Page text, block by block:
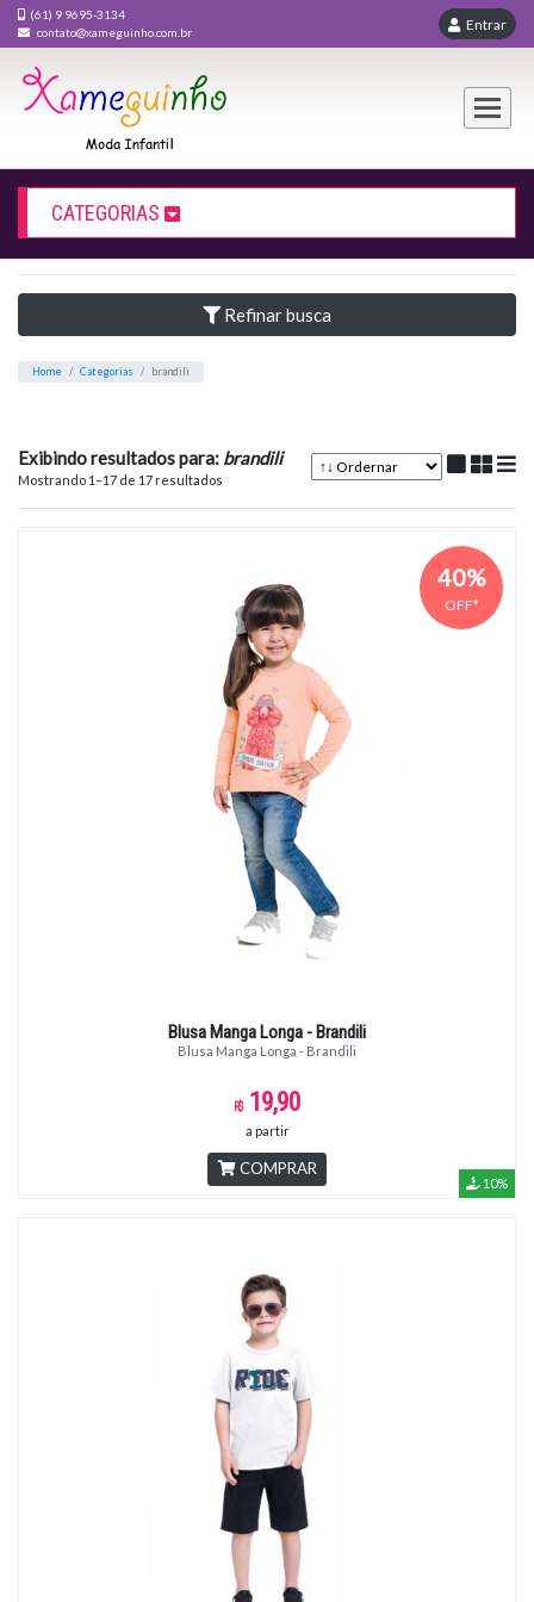
(61) 9 9695-3134
contato@xameguinho.com.br
CATEGORIAS
Refinar busca
Home Categorias brandili
Exibindo resultados para: brandili
Mostrando 1–17 de 17 resultados
40%
OFF*
Blusa Manga Longa - Brandili
Blusa Manga Longa - Brandili
19,90
a partir
COMPRAR
10%